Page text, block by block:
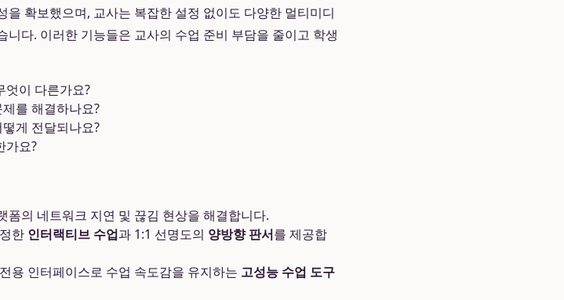
확보했으며, 교사는 복잡한 설정 없이도 다양한 멀티미디
다. 이러한 기능들은 교사의 수업 준비 부담을 줄이고 학생
엇이 다른가요?
를 해결하나요?
게 전달되나요?
가요?
의 네트워크 지연 및 끊김 현상을 해결합니다.
한 인터랙티브 수업과 1:1 선명도의 양방향 판서를 제공합
용 인터페이스로 수업 속도감을 유지하는 고성능 수업 도구